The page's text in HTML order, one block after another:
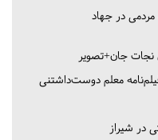
در جهاد
نجات جان+تصویر
معلم دوست‌داشتنی
در شیراز